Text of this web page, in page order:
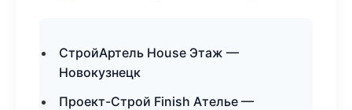
СтройАртель House Этаж —
Новокузнецк
Проект-Строй Finish Ателье —